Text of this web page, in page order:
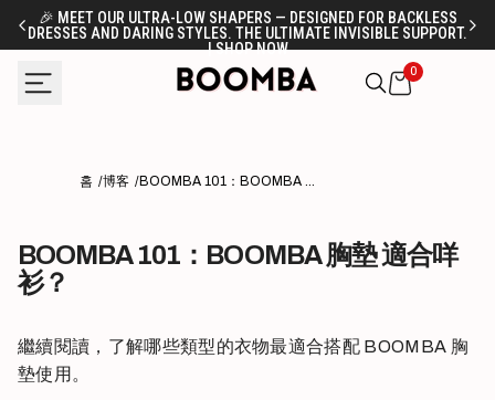
🎉 MEET OUR ULTRA-LOW SHAPERS — DESIGNED FOR BACKLESS
DRESSES AND DARING STYLES. THE ULTIMATE INVISIBLE SUPPORT.
| SHOP NOW
0
홈 博客 BOOMBA 101：BOOMBA 胸墊 適合咩衫？
BOOMBA 101：BOOMBA 胸墊 適合咩
衫？
繼續閱讀，了解哪些類型的衣物最適合搭配 BOOMBA 胸
墊使用。